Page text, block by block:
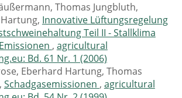
Thomas Jungbluth,
Innovative Lüftungsregelung
Teil II - Stallklima
, agricultural
Bd. 61 Nr. 1 (2006)
Eberhard Hartung, Thomas
Schadgasemissionen , agricultural